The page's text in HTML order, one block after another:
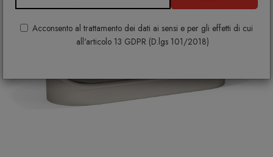
Acconsento al trattamento dei dati ai sensi e per gli effetti di cui
all'articolo 13 GDPR (D.lgs 101/2018)